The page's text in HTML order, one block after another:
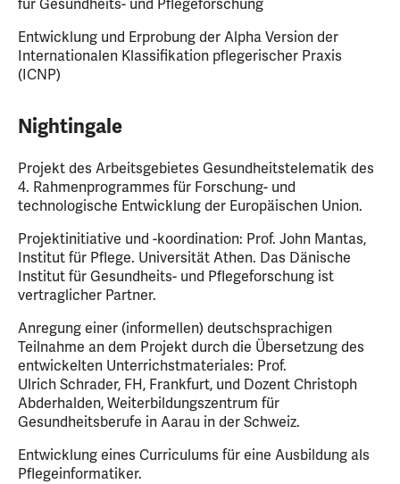
für Gesundheits- und Pflegeforschung
Entwicklung und Erprobung der Alpha Version der
Internationalen Klassifikation pflegerischer Praxis
(ICNP)
Nightingale
Projekt des Arbeitsgebietes Gesundheitstelematik des
4. Rahmenprogrammes für Forschung- und
technologische Entwicklung der Europäischen Union.
Projektinitiative und -koordination: Prof. John Mantas,
Institut für Pflege. Universität Athen. Das Dänische
Institut für Gesundheits- und Pflegeforschung ist
vertraglicher Partner.
Anregung einer (informellen) deutschsprachigen
Teilnahme an dem Projekt durch die Übersetzung des
entwickelten Unterrichstmateriales: Prof.
Ulrich Schrader, FH, Frankfurt, und Dozent Christoph
Abderhalden, Weiterbildungszentrum für
Gesundheitsberufe in Aarau in der Schweiz.
Entwicklung eines Curriculums für eine Ausbildung als
Pflegeinformatiker.